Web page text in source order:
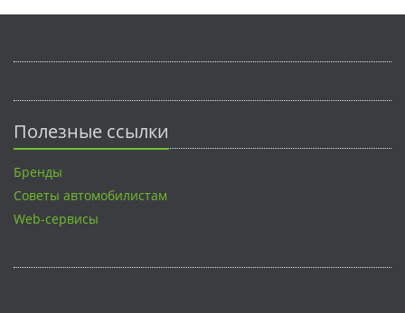
Полезные ссылки
Бренды
Советы автомобилистам
Web-сервисы